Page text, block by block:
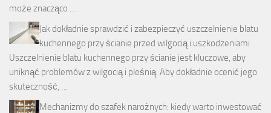
może znacząco …
Jak dokładnie sprawdzić i zabezpieczyć uszczelnienie blatu
kuchennego przy ścianie przed wilgocią i uszkodzeniami
Uszczelnienie blatu kuchennego przy ścianie jest kluczowe, aby
uniknąć problemów z wilgocią i pleśnią. Aby dokładnie ocenić jego
skuteczność, …
Mechanizmy do szafek narożnych: kiedy warto inwestować